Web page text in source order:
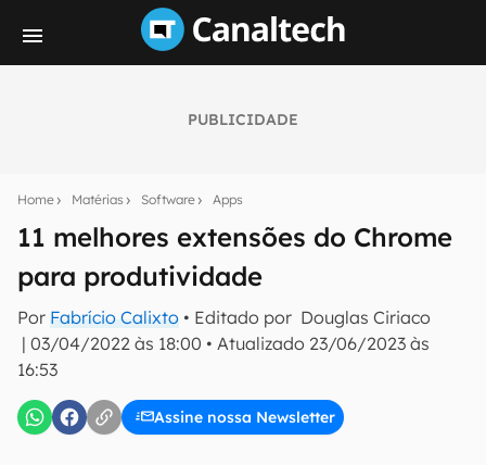
PUBLICIDADE
Home Matérias Software Apps
11 melhores extensões do Chrome
para produtividade
Por Fabrício Calixto • Editado por Douglas Ciriaco
| 03/04/2022 às 18:00 • Atualizado 23/06/2023 às
16:53
Assine nossa Newsletter
notícias e reviews sobre tecnologia em primeira
E-mail
Confirmo que li, aceito e concordo com os